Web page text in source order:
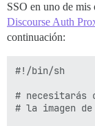
SSO en uno de
Discourse Auth
continuación:
#!/bin/sh
# necesitarás
# la imagen de